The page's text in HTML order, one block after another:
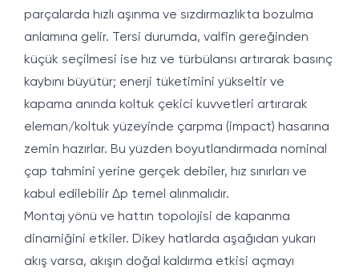
parçalarda hızlı aşınma ve sızdırmazlıkta bozulma
anlamına gelir. Tersi durumda, valfin gereğinden
küçük seçilmesi ise hız ve türbülansı artırarak basınç
kaybını büyütür; enerji tüketimini yükseltir ve
kapama anında koltuk çekici kuvvetleri artırarak
eleman/koltuk yüzeyinde çarpma (impact) hasarına
zemin hazırlar. Bu yüzden boyutlandırmada nominal
çap tahmini yerine gerçek debiler, hız sınırları ve
kabul edilebilir Δp temel alınmalıdır.
Montaj yönü ve hattın topolojisi de kapanma
dinamiğini etkiler. Dikey hatlarda aşağıdan yukarı
akış varsa, akışın doğal kaldırma etkisi açmayı